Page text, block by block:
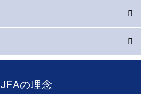
JFAの理念